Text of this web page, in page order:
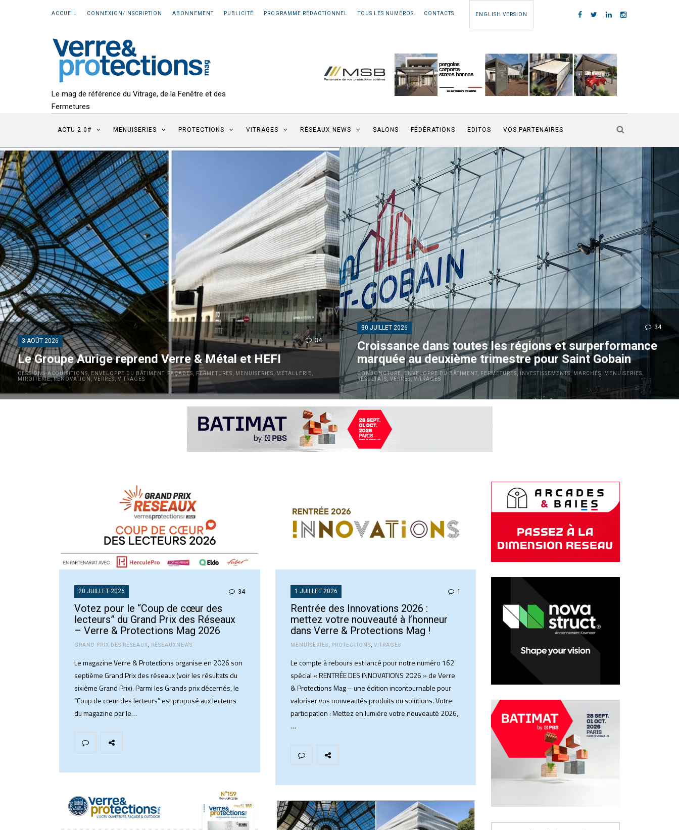
ACCUEIL CONNEXION/INSCRIPTION ABONNEMENT PUBLICITÉ PROGRAMME RÉDACTIONNEL TOUS LES NUMÉROS CONTACTS ENGLISH VERSION
Le mag de référence du Vitrage, de la Fenêtre et des
Fermetures
ACTU 2.0# MENUISERIES PROTECTIONS VITRAGES RÉSEAUX NEWS SALONS FÉDÉRATIONS EDITOS VOS PARTENAIRES
3 AOÛT 2026 34
Le Groupe Aurige reprend Verre & Métal et HEFI
CESSIONS-ACQUISITIONS ENVELOPPE DU BÂTIMENT, FAÇADES FERMETURES MENUISERIES MÉTALLERIE
MIROITERIE,RÉNOVATION VERRES VITRAGES
Le Groupe Aurige vient d’intégrer les entreprises Verre & Métal et HEFI, spécialisées dans la
30 JUILLET 2026 34
Croissance dans toutes les régions et surperformance
marquée au deuxième trimestre pour Saint Gobain
CONJONCTURE ENVELOPPE DU BÂTIMENT FERMETURES INVESTISSEMENTS, MARCHÉS MENUISERIES
RÉSULTATS
VERRES VITRAGES
• Bonne croissance interne du chiffre d’affaires au T2 à +3,5% (qui tire l’ensemble du semestre
20 JUILLET 2026 34
Votez pour le “Coup de cœur des
lecteurs” du Grand Prix des Réseaux
– Verre & Protections Mag 2026
GRAND PRIX DES RÉSEAUX, RÉSEAUXNEWS
Le magazine Verre & Protections organise en 2026 son
septième Grand Prix des réseaux (voir les résultats du
sixième Grand Prix). Parmi les Grands prix décernés, le
“Coup de cœur des lecteurs” est proposé aux lecteurs
du magazine par le…
1 JUILLET 2026 1
Rentrée des Innovations 2026 :
mettez votre nouveauté à l’honneur
dans Verre & Protections Mag !
MENUISERIES, PROTECTIONS, VITRAGES
Le compte à rebours est lancé pour notre numéro 162
spécial « RENTRÉE DES INNOVATIONS 2026 » de Verre
& Protections Mag – une édition incontournable pour
valoriser vos nouveautés produits ou solutions. ​Votre
participation : Mettez en lumière votre nouveauté 2026,
…